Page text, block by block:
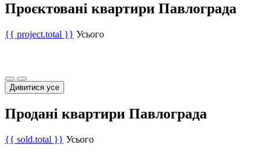
Проєктовані квартири Павлограда
{{ project.total }} Усього
Дивитися усе
Продані квартири Павлограда
{{ sold.total }} Усього